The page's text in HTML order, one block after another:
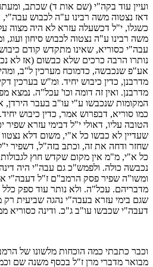
ועיין עוד בקה"י (שם אות ד) שכתב,
דאז נצטוה משה רבינו ע"ה לכבוש
כשגלו, י"ל דכשעלה עזרא לא היה מצוה
משה רבינו ע"ה נצטוה לכבוש סיחון ועוג,
עבה"י כסוריא, שאינו מתקדש קודם
נותרו הרבה כרכים שלא כבשום (אז לא
אע"פ שנכבשה, כדמוכח מערכין ל"ב,
מדרבנן, כדין כיבוש יחיד. ומ"ש בערכין
מדרבנן. ואין זה דומה וכו' עכל"ה. נמצא
המקומות שנכבשו ע"י עו"ב בעבר הירדן,
כמו סוריא, דבפרוש אמר, כדין כיבוש
הטובה עליו, דאולי י"ל דבימי עזרא שפיר
שעדיין לא כבשו כל א"י, משום דלא
שחזר ודחה את זה, וכתב בזה"ל, דשפיר
כל א"י, מ"מ אין מקום שקדש חוץ
נכבשה כולה. ולפמש"כ גם עבה"י היה דינה
ומשו"ה שפיר פסק הרמב"ם ז"ל דעבה"י
מדבריהם. עכל"ה. ולא נותר עוד ספק
שגם בימי עזרא בעבה"י נהגה שביעית רק
דעבה"י שכבשו עו"ב ג"כ. ודינה כסוריא
וכבר כתבתי כמה הוכחות מלשונו של
מבואר מדברי מרן ז"ל בכסף משנה שם